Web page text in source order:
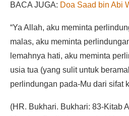
BACA JUGA: Doa Saad bin Abi
“Ya Allah, aku meminta
malas, aku meminta
lemahnya hati, aku meminta
usia tua (yang sulit untuk
perlindungan pada-Mu dari sifat
(HR. Bukhari. Bukhari: 83-Kitab